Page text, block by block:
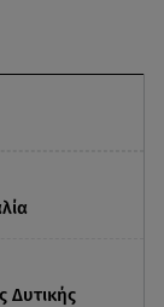
Δυτικής